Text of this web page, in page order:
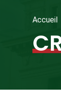
Accueil